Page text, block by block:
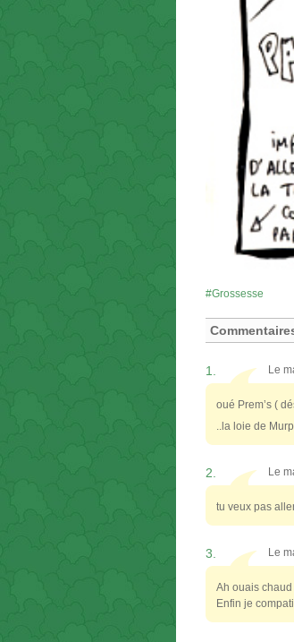
Grossesse
1. Le
oué Prem’s (
..la loie de
2. Le
tu veux pas
3. Le
Ah ouais
Enfin je